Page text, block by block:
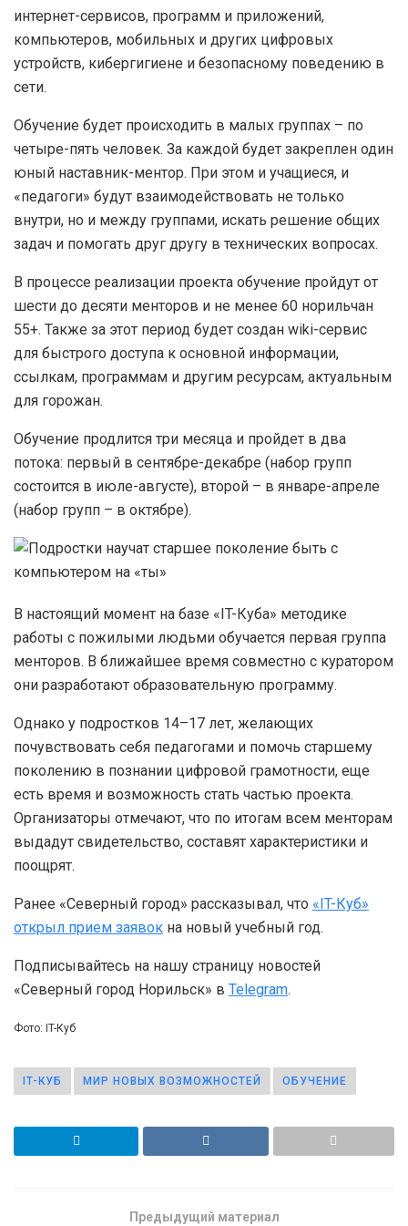
интернет-сервисов, программ и приложений,
компьютеров, мобильных и других цифровых
устройств, кибергигиене и безопасному поведению в
сети.
Обучение будет происходить в малых группах – по
четыре-пять человек. За каждой будет закреплен один
юный наставник-ментор. При этом и учащиеся, и
«педагоги» будут взаимодействовать не только
внутри, но и между группами, искать решение общих
задач и помогать друг другу в технических вопросах.
В процессе реализации проекта обучение пройдут от
шести до десяти менторов и не менее 60 норильчан
55+. Также за этот период будет создан wiki-сервис
для быстрого доступа к основной информации,
ссылкам, программам и другим ресурсам, актуальным
для горожан.
Обучение продлится три месяца и пройдет в два
потока: первый в сентябре-декабре (набор групп
состоится в июле-августе), второй – в январе-апреле
(набор групп – в октябре).
В настоящий момент на базе «IT-Куба» методике
работы с пожилыми людьми обучается первая группа
менторов. В ближайшее время совместно с куратором
они разработают образовательную программу.
Однако у подростков 14–17 лет, желающих
почувствовать себя педагогами и помочь старшему
поколению в познании цифровой грамотности, еще
есть время и возможность стать частью проекта.
Организаторы отмечают, что по итогам всем менторам
выдадут свидетельство, составят характеристики и
поощрят.
Ранее «Северный город» рассказывал, что «IT-Куб»
открыл прием заявок на новый учебный год.
Подписывайтесь на нашу страницу новостей
«Северный город Норильск» в Telegram.
Фото: IT-Куб
IT-КУБ МИР НОВЫХ ВОЗМОЖНОСТЕЙ ОБУЧЕНИЕ
Предыдущий материал